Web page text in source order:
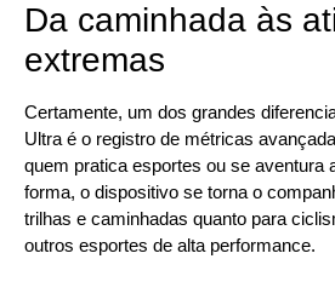
Da caminhada às
extremas
Certamente, um dos grandes
Ultra é o registro de métricas
quem pratica esportes ou se aventura
forma, o dispositivo se torna o
trilhas e caminhadas quanto para
outros esportes de alta performance.